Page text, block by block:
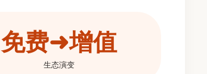
免费➜增值
生态演变